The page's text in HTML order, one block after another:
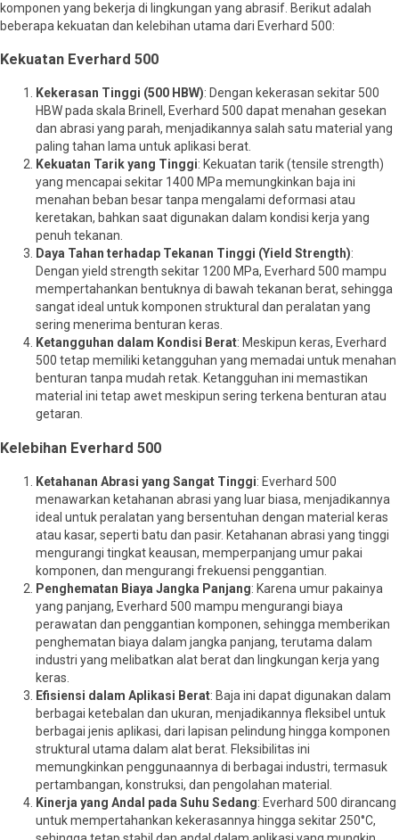
komponen yang bekerja di lingkungan yang abrasif. Berikut adalah
beberapa kekuatan dan kelebihan utama dari Everhard 500:
Kekuatan Everhard 500
Kekerasan Tinggi (500 HBW): Dengan kekerasan sekitar 500
HBW pada skala Brinell, Everhard 500 dapat menahan gesekan
dan abrasi yang parah, menjadikannya salah satu material yang
paling tahan lama untuk aplikasi berat.
Kekuatan Tarik yang Tinggi: Kekuatan tarik (tensile strength)
yang mencapai sekitar 1400 MPa memungkinkan baja ini
menahan beban besar tanpa mengalami deformasi atau
keretakan, bahkan saat digunakan dalam kondisi kerja yang
penuh tekanan.
Daya Tahan terhadap Tekanan Tinggi (Yield Strength):
Dengan yield strength sekitar 1200 MPa, Everhard 500 mampu
mempertahankan bentuknya di bawah tekanan berat, sehingga
sangat ideal untuk komponen struktural dan peralatan yang
sering menerima benturan keras.
Ketangguhan dalam Kondisi Berat: Meskipun keras, Everhard
500 tetap memiliki ketangguhan yang memadai untuk menahan
benturan tanpa mudah retak. Ketangguhan ini memastikan
material ini tetap awet meskipun sering terkena benturan atau
getaran.
Kelebihan Everhard 500
Ketahanan Abrasi yang Sangat Tinggi: Everhard 500
menawarkan ketahanan abrasi yang luar biasa, menjadikannya
ideal untuk peralatan yang bersentuhan dengan material keras
atau kasar, seperti batu dan pasir. Ketahanan abrasi yang tinggi
mengurangi tingkat keausan, memperpanjang umur pakai
komponen, dan mengurangi frekuensi penggantian.
Penghematan Biaya Jangka Panjang: Karena umur pakainya
yang panjang, Everhard 500 mampu mengurangi biaya
perawatan dan penggantian komponen, sehingga memberikan
penghematan biaya dalam jangka panjang, terutama dalam
industri yang melibatkan alat berat dan lingkungan kerja yang
keras.
Efisiensi dalam Aplikasi Berat: Baja ini dapat digunakan dalam
berbagai ketebalan dan ukuran, menjadikannya fleksibel untuk
berbagai jenis aplikasi, dari lapisan pelindung hingga komponen
struktural utama dalam alat berat. Fleksibilitas ini
memungkinkan penggunaannya di berbagai industri, termasuk
pertambangan, konstruksi, dan pengolahan material.
Kinerja yang Andal pada Suhu Sedang: Everhard 500 dirancang
untuk mempertahankan kekerasannya hingga sekitar 250°C,